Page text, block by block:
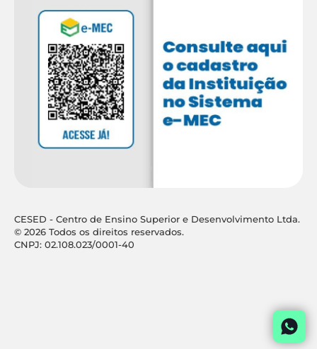
CESED - Centro de Ensino Superior e Desenvolvimento Ltda.
© 2026 Todos os direitos reservados.
CNPJ: 02.108.023/0001-40